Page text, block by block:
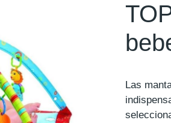
Las